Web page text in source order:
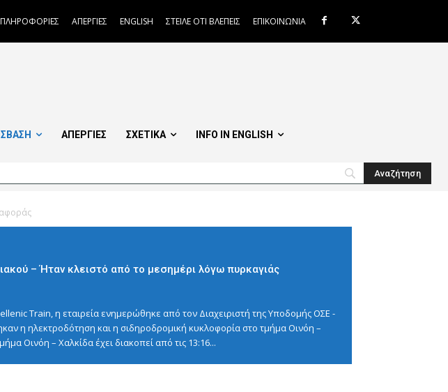
ΠΛΗΡΟΦΟΡΙΕΣ ΑΠΕΡΓΙΕΣ ENGLISH ΣΤΕΙΛΕ ΟΤΙ ΒΛΕΠΕΙΣ ΕΠΙΚΟΙΝΩΝΙΑ
ΑΠΕΡΓΙΕΣ ΣΧΕΤΙΚΑ INFO IN ENGLISH
– Ήταν κλειστό από το μεσημέρι λόγω πυρκαγιάς
Train, η εταιρεία ενημερώθηκε από τον Διαχειριστή της Υποδομής ΟΣΕ -
η ηλεκτροδότηση και η σιδηροδρομική κυκλοφορία στο τμήμα Οινόη –
Οινόη – Χαλκίδα έχει διακοπεί από τις 13:16...